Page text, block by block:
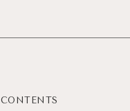
CONTENTS